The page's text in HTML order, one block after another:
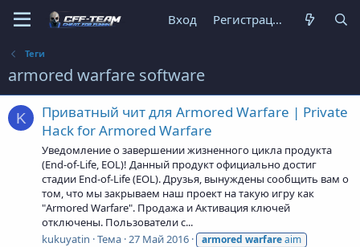
Вход Регистрация
Теги
armored warfare software
K
Приватный чит для Armored Warfare | Private
Hack for Armored Warfare
Уведомление о завершении жизненного цикла продукта
(End-of-Life, EOL)! Данный продукт официально достиг
стадии End-of-Life (EOL). Друзья, вынуждены сообщить вам о
том, что мы закрываем наш проект на такую игру как
"Armored Warfare". Продажа и Активация ключей
отключены. Пользователи с...
kukuyatin Тема 27 Май 2016 armored warfareaim